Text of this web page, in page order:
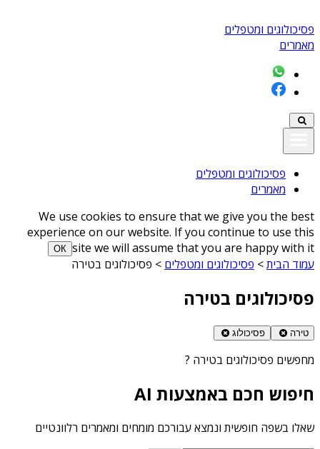
פסיכולוגים ומטפלים
מאמרים
פסיכולוגים ומטפלים
מאמרים
We use cookies to ensure that we give you the best
experience on our website. If you continue to use this
site we will assume that you are happy with it
ОК
עמוד הבית> פסיכולוגים ומטפלים > פסיכולוגים בטירה
פסיכולוגים בטירה
טירה פסיכולוג
מחפשים פסיכולוגים בטירה ?
חיפוש חכם באמצעות AI
שאלו בשפה חופשית ונמצא עבורכם מומחים ומאמרים רלוונטיים